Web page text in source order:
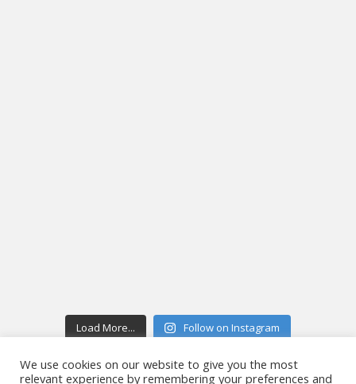
Load More... Follow on Instagram
We use cookies on our website to give you the most
relevant experience by remembering your preferences and